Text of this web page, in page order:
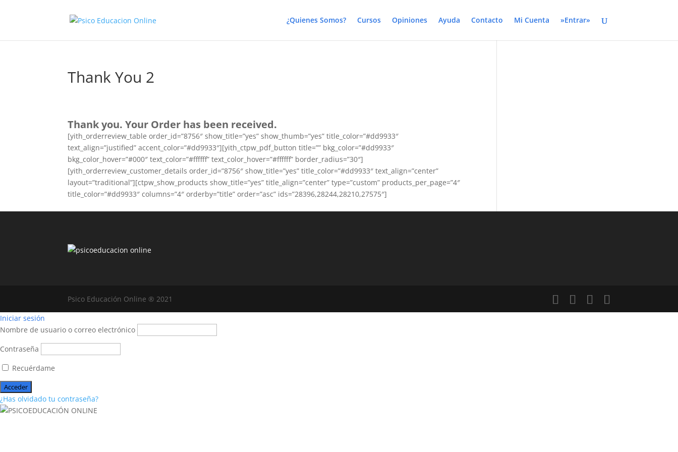
¿Quienes Somos? Cursos Opiniones Ayuda Contacto Mi Cuenta »Entrar»
Thank You 2
Thank you. Your Order has been received.
[yith_orderreview_table order_id=”8756″ show_title=”yes” show_thumb=”yes” title_color=”#dd9933″
text_align=”justified” accent_color=”#dd9933″][yith_ctpw_pdf_button title=”” bkg_color=”#dd9933″
bkg_color_hover=”#000″ text_color=”#ffffff” text_color_hover=”#ffffff” border_radius=”30″]
[yith_orderreview_customer_details order_id=”8756″ show_title=”yes” title_color=”#dd9933″ text_align=”center”
layout=”traditional”][ctpw_show_products show_title=”yes” title_align=”center” type=”custom” products_per_page=”4″
title_color=”#dd9933″ columns=”4″ orderby=”title” order=”asc” ids=”28396,28244,28210,27575″]
Psico Educación Online ® 2021
Iniciar sesión
Nombre de usuario o correo electrónico
Contraseña
Recuérdame
¿Has olvidado tu contraseña?